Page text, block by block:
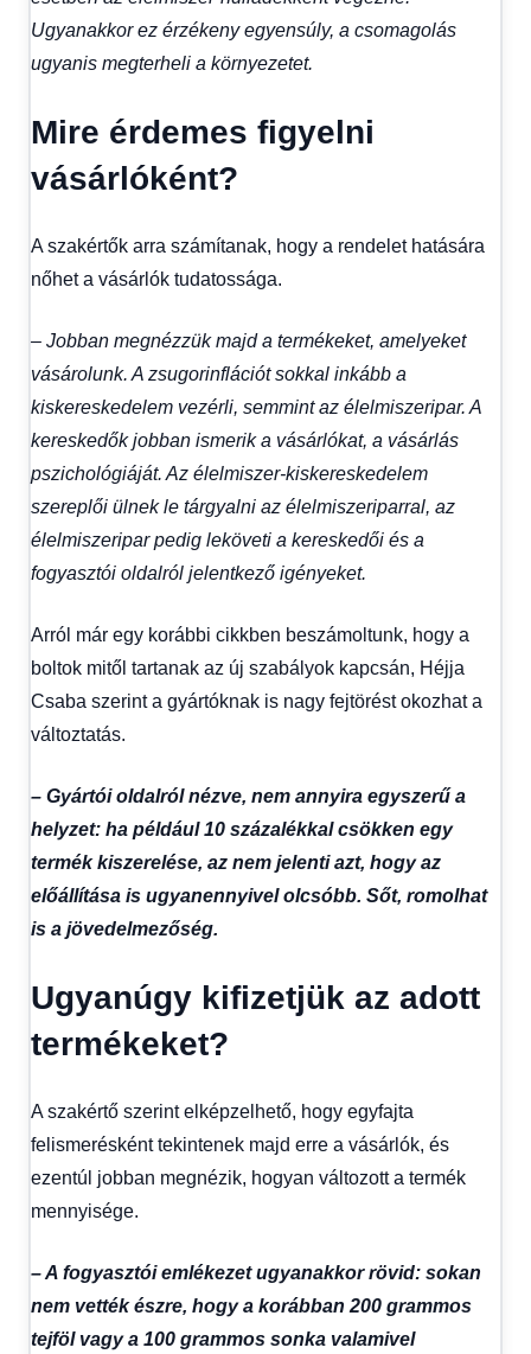
Ugyanakkor ez érzékeny egyensúly, a csomagolás
ugyanis megterheli a környezetet.
Mire érdemes figyelni
vásárlóként?
A szakértők arra számítanak, hogy a rendelet hatására
nőhet a vásárlók tudatossága.
– Jobban megnézzük majd a termékeket, amelyeket
vásárolunk. A zsugorinflációt sokkal inkább a
kiskereskedelem vezérli, semmint az élelmiszeripar. A
kereskedők jobban ismerik a vásárlókat, a vásárlás
pszichológiáját. Az élelmiszer-kiskereskedelem
szereplői ülnek le tárgyalni az élelmiszeriparral, az
élelmiszeripar pedig leköveti a kereskedői és a
fogyasztói oldalról jelentkező igényeket.
Arról már egy korábbi cikkben beszámoltunk, hogy a
boltok mitől tartanak az új szabályok kapcsán, Héjja
Csaba szerint a gyártóknak is nagy fejtörést okozhat a
változtatás.
– Gyártói oldalról nézve, nem annyira egyszerű a
helyzet: ha például 10 százalékkal csökken egy
termék kiszerelése, az nem jelenti azt, hogy az
előállítása is ugyanennyivel olcsóbb. Sőt, romolhat
is a jövedelmezőség.
Ugyanúgy kifizetjük az adott
termékeket?
A szakértő szerint elképzelhető, hogy egyfajta
felismerésként tekintenek majd erre a vásárlók, és
ezentúl jobban megnézik, hogyan változott a termék
mennyisége.
– A fogyasztói emlékezet ugyanakkor rövid: sokan
nem vették észre, hogy a korábban 200 grammos
tejföl vagy a 100 grammos sonka valamivel